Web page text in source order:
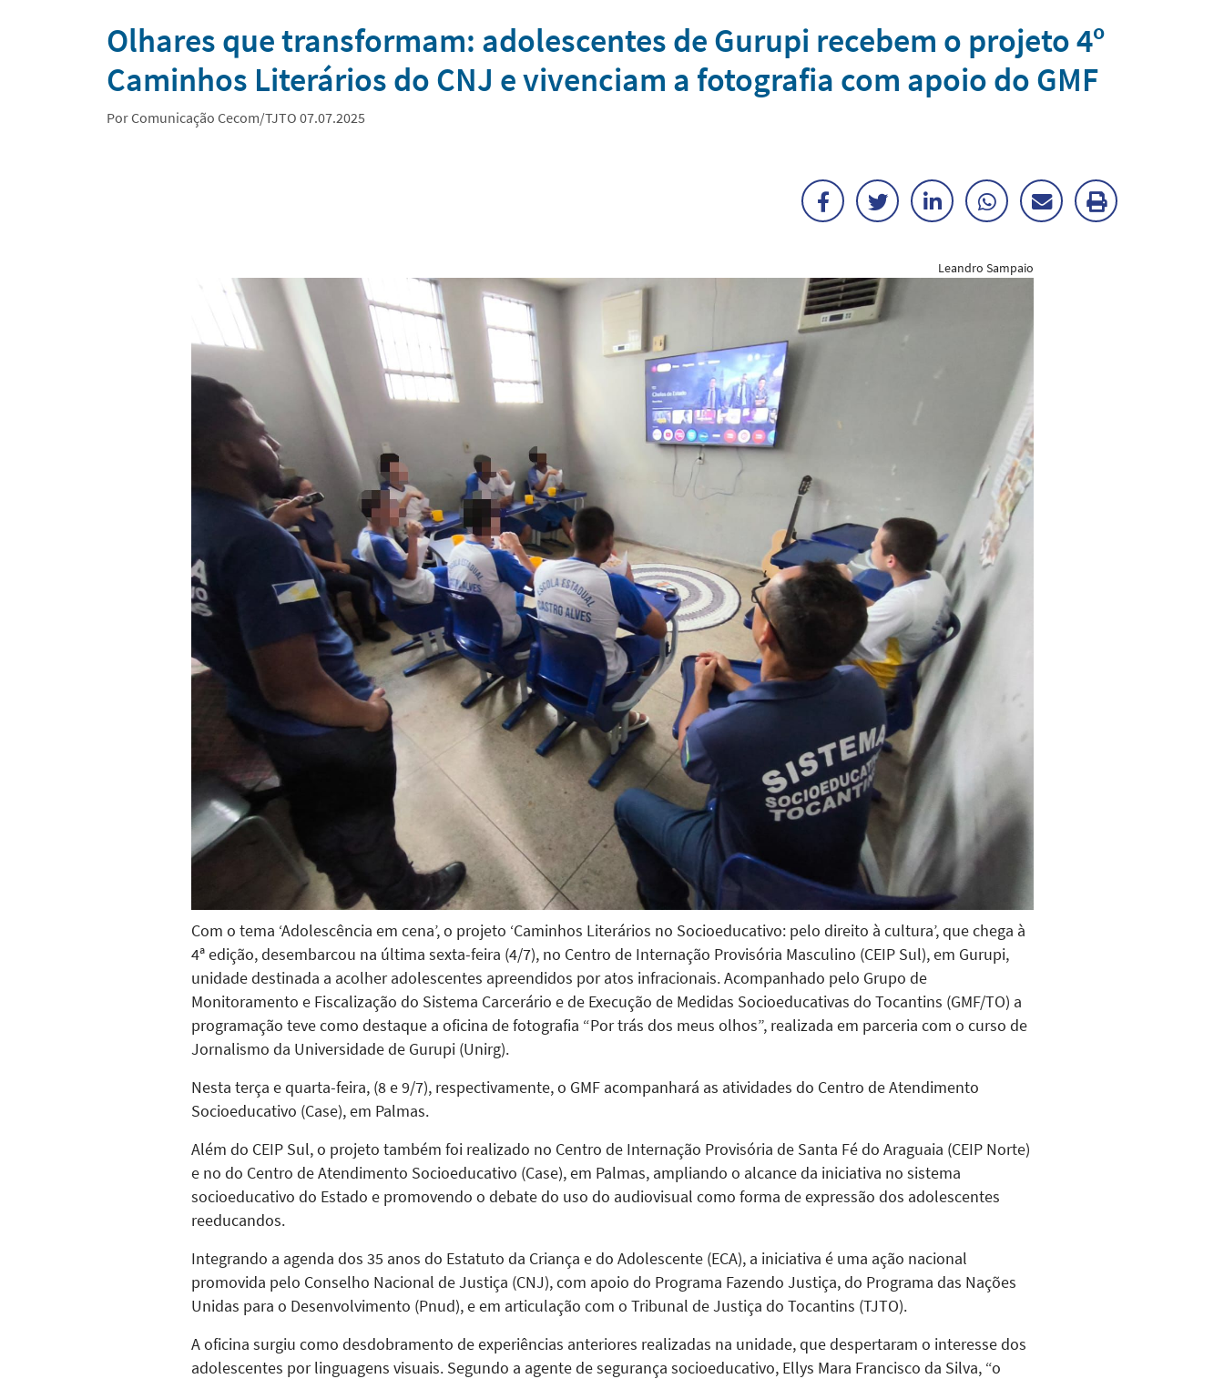
Notícias
Olhares que transformam: adolescentes de Gurupi recebem o projeto 4º
Caminhos Literários do CNJ e vivenciam a fotografia com apoio do GMF
Por Comunicação Cecom/TJTO 07.07.2025
FacebookTwitterLinkedInWhatsAppEnviarImprimir
Leandro Sampaio
Com o tema ‘Adolescência em cena’, o projeto ‘Caminhos Literários no Socioeducativo: pelo direito à cultura’, que chega à
4ª edição, desembarcou na última sexta-feira (4/7), no Centro de Internação Provisória Masculino (CEIP Sul), em Gurupi,
unidade destinada a acolher adolescentes apreendidos por atos infracionais. Acompanhado pelo Grupo de
Monitoramento e Fiscalização do Sistema Carcerário e de Execução de Medidas Socioeducativas do Tocantins (GMF/TO) a
programação teve como destaque a oficina de fotografia “Por trás dos meus olhos”, realizada em parceria com o curso de
Jornalismo da Universidade de Gurupi (Unirg).
Nesta terça e quarta-feira, (8 e 9/7), respectivamente, o GMF acompanhará as atividades do Centro de Atendimento
Socioeducativo (Case), em Palmas.
Além do CEIP Sul, o projeto também foi realizado no Centro de Internação Provisória de Santa Fé do Araguaia (CEIP Norte)
e no do Centro de Atendimento Socioeducativo (Case), em Palmas, ampliando o alcance da iniciativa no sistema
socioeducativo do Estado e promovendo o debate do uso do audiovisual como forma de expressão dos adolescentes
reeducandos.
Integrando a agenda dos 35 anos do Estatuto da Criança e do Adolescente (ECA), a iniciativa é uma ação nacional
promovida pelo Conselho Nacional de Justiça (CNJ), com apoio do Programa Fazendo Justiça, do Programa das Nações
Unidas para o Desenvolvimento (Pnud), e em articulação com o Tribunal de Justiça do Tocantins (TJTO).
A oficina surgiu como desdobramento de experiências anteriores realizadas na unidade, que despertaram o interesse dos
adolescentes por linguagens visuais. Segundo a agente de segurança socioeducativo, Ellys Mara Francisco da Silva, “o